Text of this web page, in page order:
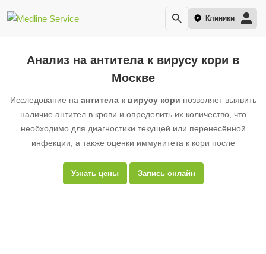
Клиники
Анализ на антитела к вирусу кори в
Москве
Исследование на антитела к вирусу кори позволяет выявить
наличие антител в крови и определить их количество, что
необходимо для диагностики текущей или перенесённой
инфекции, а также оценки иммунитета к кори после
Узнать цены Запись онлайн